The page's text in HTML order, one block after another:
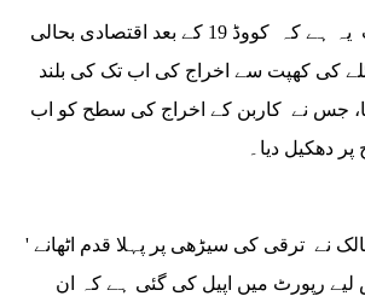
اس سے بھی اہم بات یہ ہے کہ کووڈ 19 کے بعد اقتصادی بحالی
کی کھپت سے اخراج کی اب تک کی بلند
جس نے کاربن کے اخراج کی سطح کو اب
دھکیل دیا۔
نے ترقی کی سیڑھی پر پہلا قدم اٹھانے '
لیے رپورٹ میں اپیل کی گئی ہے کہ ان